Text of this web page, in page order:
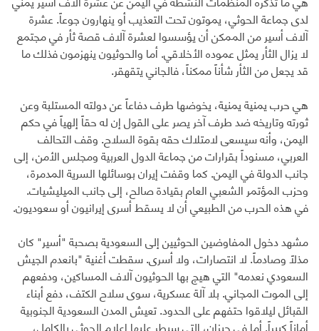
لدى جماعة الحوثي، يموتون تحت التعذيب أو ينهارون جوعاً. عشرة
آلاف أسير من الممكن أن يؤسسوا لعشرة آلاف قصة ثأر في مجتمع
لا يزال الثأر يمثل عموده الأخلاقي. أما والحوثيون ينهزمون فذلك ما
قد يجعل من الثأر شأناً ممكناً، فالجاني يتقهقر.
هي حرب يمنية يمنية، يخوضها طرف دفاعاً عن دولته المستلبة وعن
ثورته وتاريخه ضد طرف آخر يصر على القول إن له حقاً إلهياً في حكم
اليمن، وأنه سيسعى لامتلاك حقه بقوة السلاح. وقف التحالف
العربي، مسنوداً بقرارات من جماعة الدول العربية ومجلس الأمن، إلى
جانب الدولة في اليمن. كما وقفت إيران بوسائلها السرية المدمرة،
وحزب المؤتمر الشعبي العام بقيادة صالح، إلى جانب الميليشيات.
في هذه الحرب من الطبيعي أن لا يسقط أسرى إيرانيون أو سعوديون.
مشهد دخول المفاوضين الحوثيين إلى السعودية بصحبة "أسير" كان
مذلاً وصادماً. لا انتصارات، ولا أسرى. سقطت أغنية "بانعدم الجيش
السعودي نعدمه" التي هيج بها الحوثيون آلاف المساكين، ودفعهم
إلى الموت المجاني. بلا آلة عسكرية، سوى سلاح الكتف، دفع أبناء
القبائل ليلاقوا حتفهم على الحدود. تعيش المدن السعودية الجنوبية
أماناً كبيراً. أما في جيزان، التي سيطر عليها إعلام الحوثي بالكامل،